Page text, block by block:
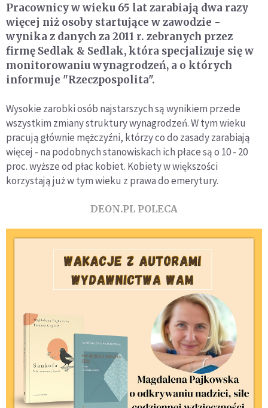
Pracownicy w wieku 65 lat zarabiają dwa razy
więcej niż osoby startujące w zawodzie -
wynika z danych za 2011 r. zebranych przez
firmę Sedlak & Sedlak, która specjalizuje się w
monitorowaniu wynagrodzeń, a o których
informuje "Rzeczpospolita".
Wysokie zarobki osób najstarszych są wynikiem przede
wszystkim zmiany struktury wynagrodzeń. W tym wieku
pracują głównie mężczyźni, którzy co do zasady zarabiają
więcej - na podobnych stanowiskach ich płace są o 10 - 20
proc. wyższe od płac kobiet. Kobiety w większości
korzystają już w tym wieku z prawa do emerytury.
DEON.PL POLECA